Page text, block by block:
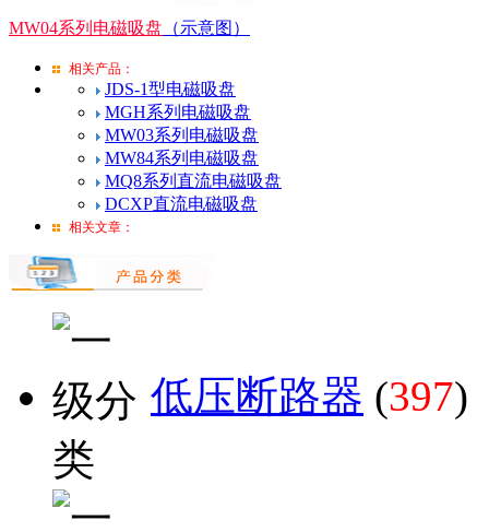
MW04系列电磁吸盘 （示意图）
相关产品：
JDS-1型电磁吸盘
MGH系列电磁吸盘
MW03系列电磁吸盘
MW84系列电磁吸盘
MQ8系列直流电磁吸盘
DCXP直流电磁吸盘
相关文章：
低压断路器 (397)